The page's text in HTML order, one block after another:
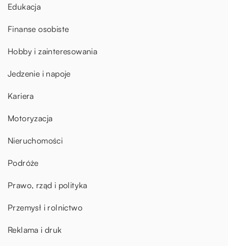
Edukacja
Finanse osobiste
Hobby i zainteresowania
Jedzenie i napoje
Kariera
Motoryzacja
Nieruchomości
Podróże
Prawo, rząd i polityka
Przemysł i rolnictwo
Reklama i druk